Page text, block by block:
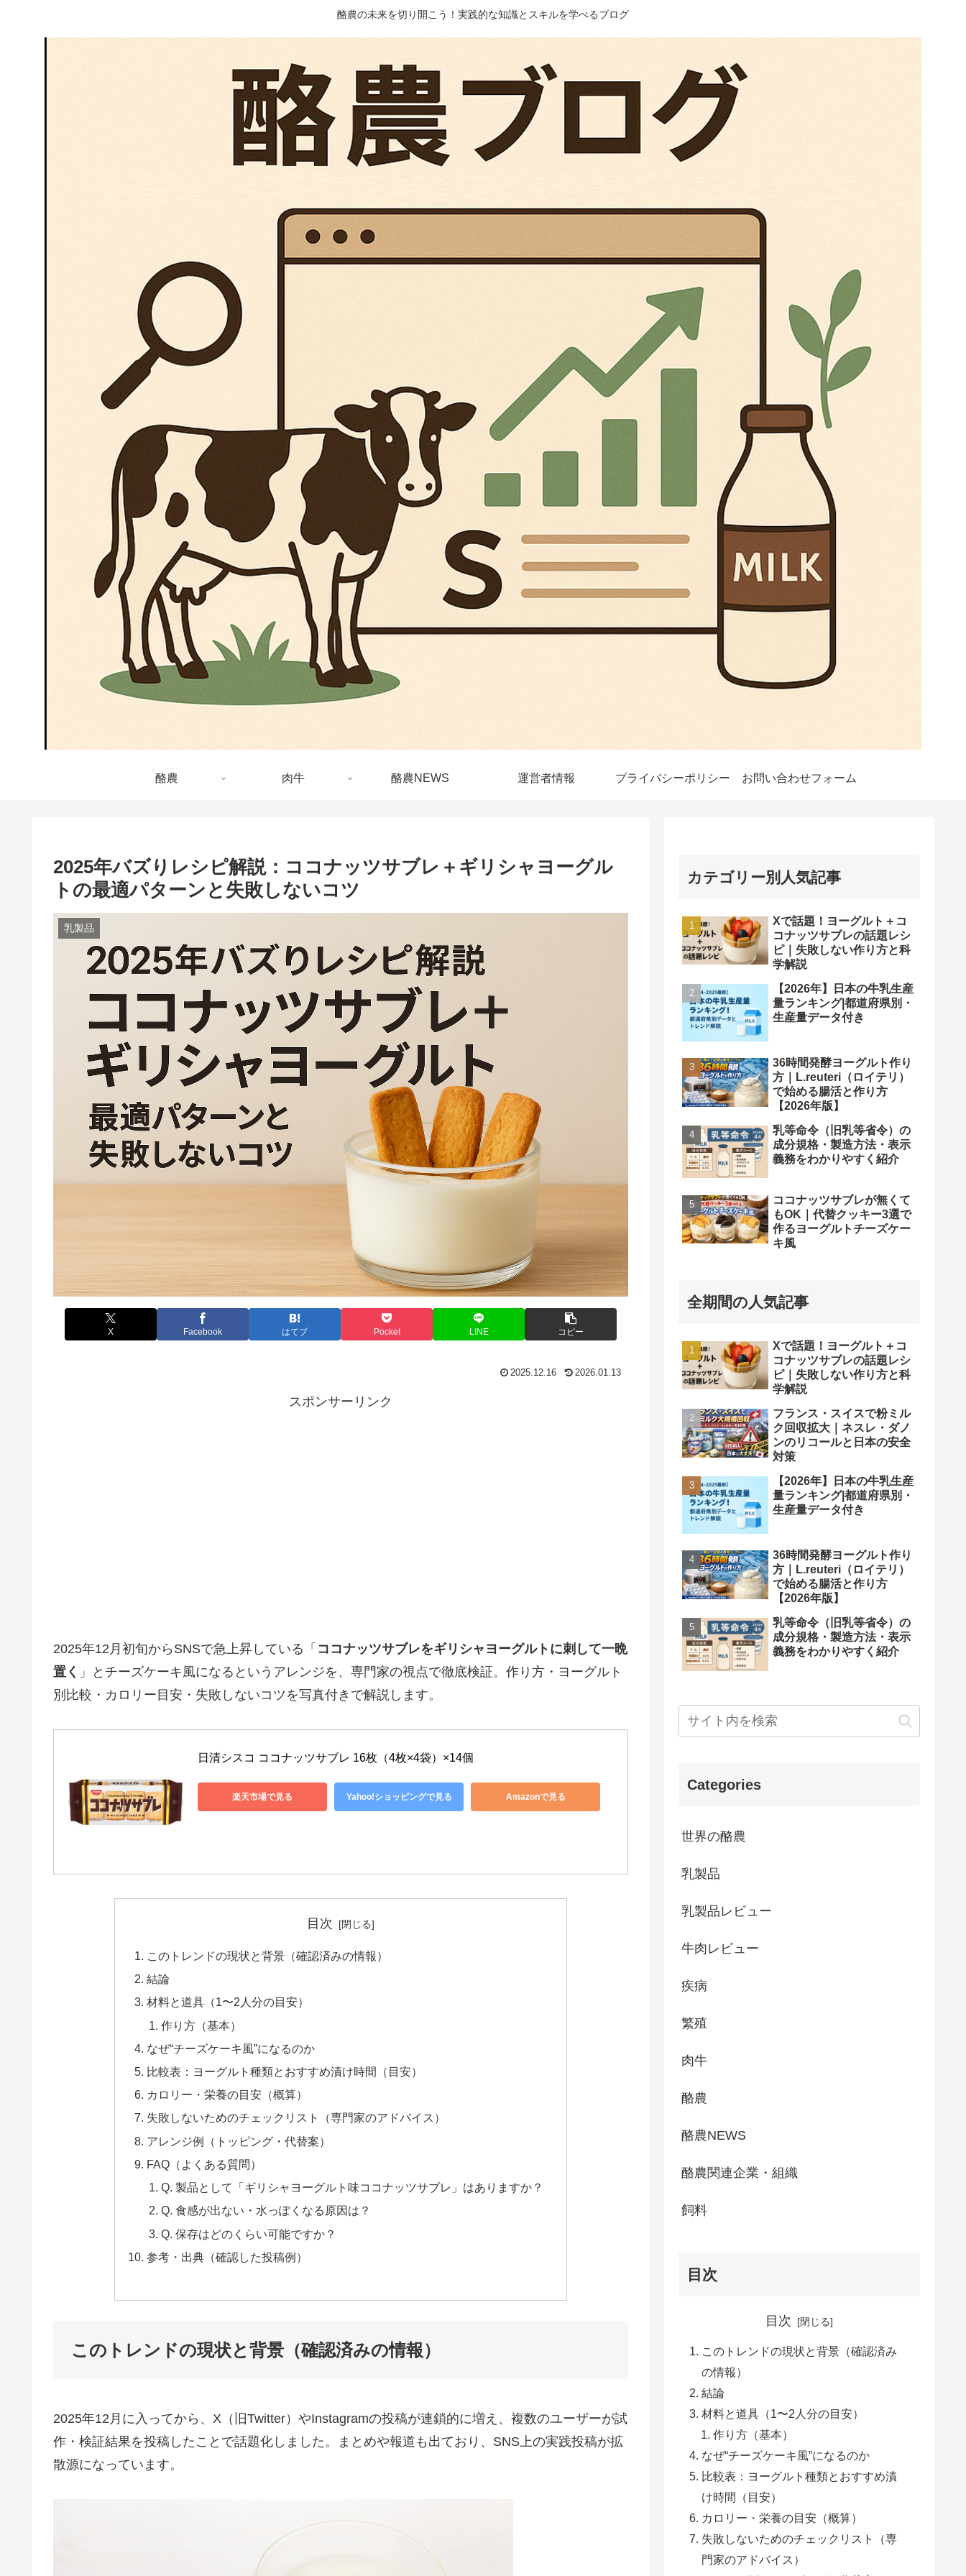
酪農の未来を切り開こう！実践的な知識とスキルを学べるブログ
酪農 肉牛 酪農NEWS 運営者情報 プライバシーポリシー お問い合わせフォーム
2025年バズりレシピ解説：ココナッツサブレ＋ギリシャヨーグル
トの最適パターンと失敗しないコツ
乳製品
X Facebook はてブ Pocket LINE コピー
2025.12.16 2026.01.13
スポンサーリンク
2025年12月初旬からSNSで急上昇している「 ココナッツサブレをギリシャヨーグルトに刺して一晩
置く 」とチーズケーキ風になるというアレンジを、専門家の視点で徹底検証。作り方・ヨーグルト
別比較・カロリー目安・失敗しないコツを写真付きで解説します。
日清シスコ ココナッツサブレ 16枚（4枚×4袋）×14個
楽天市場で見る Yahoo!ショッピングで見る Amazonで見る
目次
このトレンドの現状と背景（確認済みの情報）
結論
材料と道具（1〜2人分の目安）
作り方（基本）
なぜ“チーズケーキ風”になるのか
比較表：ヨーグルト種類とおすすめ漬け時間（目安）
カロリー・栄養の目安（概算）
失敗しないためのチェックリスト（専門家のアドバイス）
アレンジ例（トッピング・代替案）
FAQ（よくある質問）
Q. 製品として「ギリシャヨーグルト味ココナッツサブレ」はありますか？
Q. 食感が出ない・水っぽくなる原因は？
Q. 保存はどのくらい可能ですか？
参考・出典（確認した投稿例）
このトレンドの現状と背景（確認済みの情報）
2025年12月に入ってから、X（旧Twitter）やInstagramの投稿が連鎖的に増え、複数のユーザーが試
作・検証結果を投稿したことで話題化しました。まとめや報道も出ており、SNS上の実践投稿が拡
散源になっています。
カテゴリー別人気記事
Xで話題！ヨーグルト＋コ
コナッツサブレの話題レシ
ピ｜失敗しない作り方と科
学解説
【2026年】日本の牛乳生産
量ランキング|都道府県別・
生産量データ付き
36時間発酵ヨーグルト作り
方｜L.reuteri（ロイテリ）
で始める腸活と作り方
【2026年版】
乳等命令（旧乳等省令）の
成分規格・製造方法・表示
義務をわかりやすく紹介
ココナッツサブレが無くて
もOK｜代替クッキー3選で
作るヨーグルトチーズケー
キ風
全期間の人気記事
Xで話題！ヨーグルト＋コ
コナッツサブレの話題レシ
ピ｜失敗しない作り方と科
学解説
フランス・スイスで粉ミル
ク回収拡大｜ネスレ・ダノ
ンのリコールと日本の安全
対策
【2026年】日本の牛乳生産
量ランキング|都道府県別・
生産量データ付き
36時間発酵ヨーグルト作り
方｜L.reuteri（ロイテリ）
で始める腸活と作り方
【2026年版】
乳等命令（旧乳等省令）の
成分規格・製造方法・表示
義務をわかりやすく紹介
Categories
世界の酪農
乳製品
乳製品レビュー
牛肉レビュー
疾病
繁殖
肉牛
酪農
酪農NEWS
酪農関連企業・組織
飼料
目次
目次
このトレンドの現状と背景（確認済み
の情報）
結論
材料と道具（1〜2人分の目安）
作り方（基本）
なぜ“チーズケーキ風”になるのか
比較表：ヨーグルト種類とおすすめ漬
け時間（目安）
カロリー・栄養の目安（概算）
失敗しないためのチェックリスト（専
門家のアドバイス）